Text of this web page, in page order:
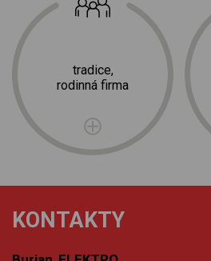
tradice,
rodinná firma
KONTAKTY